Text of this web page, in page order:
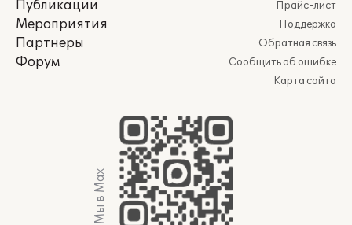
Публикации
Мероприятия
Партнеры
Форум
Прайс-лист
Поддержка
Обратная связь
Сообщить об ошибке
Карта сайта
Мы в Max